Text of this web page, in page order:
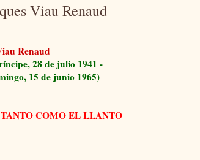
Viau Renaud
Renaud
28 de julio 1941 -
15 de junio 1965)
COMO EL LLANTO